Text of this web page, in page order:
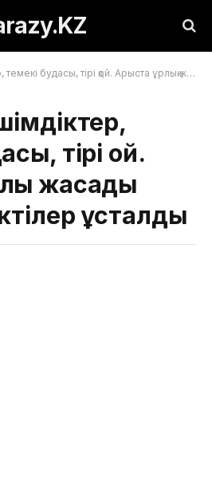
тірі қой. Арыста ұрлық жасады деген күдіктілер ұсталды
тірі қой.
жасады
ұсталды